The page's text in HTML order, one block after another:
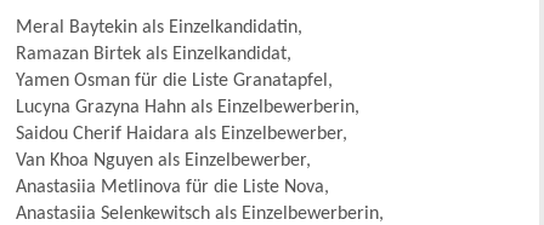
Meral Baytekin als Einzelkandidatin,
Ramazan Birtek als Einzelkandidat,
Yamen Osman für die Liste Granatapfel,
Lucyna Grazyna Hahn als Einzelbewerberin,
Saidou Cherif Haidara als Einzelbewerber,
Van Khoa Nguyen als Einzelbewerber,
Anastasiia Metlinova für die Liste Nova,
Anastasiia Selenkewitsch als Einzelbewerberin,